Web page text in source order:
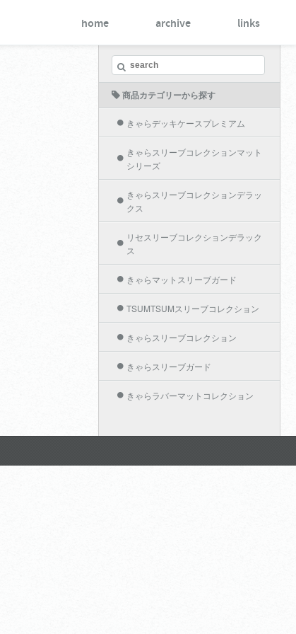
home archive links
商品カテゴリーから探す
きゃらデッキケースプレミアム
きゃらスリーブコレクションマット
シリーズ
きゃらスリーブコレクションデラッ
クス
リセスリーブコレクションデラック
ス
きゃらマットスリーブガード
TSUMTSUMスリーブコレクション
きゃらスリーブコレクション
きゃらスリーブガード
きゃらラバーマットコレクション